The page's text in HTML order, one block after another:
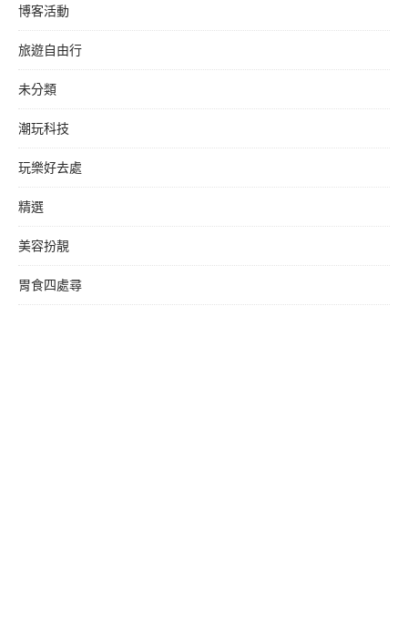
博客活動
旅遊自由行
未分類
潮玩科技
玩樂好去處
精選
美容扮靚
胃食四處尋